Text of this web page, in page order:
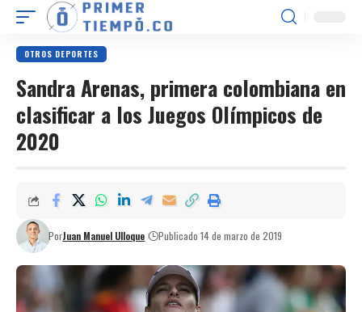
OTROS DEPORTES
Sandra Arenas, primera colombiana en
clasificar a los Juegos Olímpicos de
2020
PorJuan Manuel Ulloque Publicado 14 de marzo de 2019